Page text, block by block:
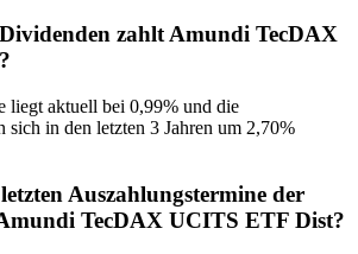
zahlt Amundi TecDAX
liegt aktuell bei 0,99% und die
sich in den letzten 3 Jahren um 2,70%
Auszahlungstermine der
TecDAX UCITS ETF Dist?